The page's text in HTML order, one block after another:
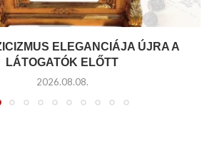
ELEGANCIÁJA ÚJRA A
LÁTOGATÓK ELŐTT
2026.08.08.